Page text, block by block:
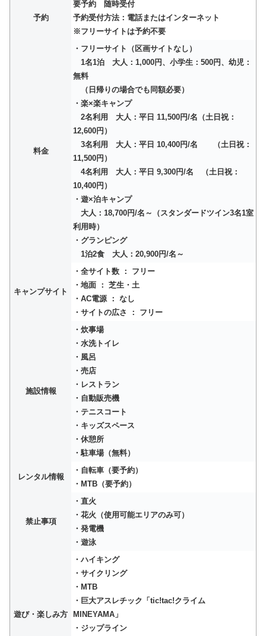
予約
要予約 随時受付
予約受付方法：電話またはインターネット
※フリーサイトは予約不要
料金
・フリーサイト（区画サイトなし）
1名1泊 大人：1,000円、小学生：500円、幼児：
無料
（日帰りの場合でも同額必要）
・楽×楽キャンプ
2名利用 大人：平日 11,500円/名（土日祝：
12,600円）
3名利用 大人：平日 10,400円/名 （土日祝：
11,500円）
4名利用 大人：平日 9,300円/名 （土日祝：
10,400円）
・遊×泊キャンプ
大人：18,700円/名～（スタンダードツイン3名1室
利用時）
・グランピング
1泊2食 大人：20,900円/名～
キャンプサイト
・全サイト数 ： フリー
・地面 ： 芝生・土
・AC電源 ： なし
・サイトの広さ ： フリー
施設情報
・炊事場
・水洗トイレ
・風呂
・売店
・レストラン
・自動販売機
・テニスコート
・キッズスペース
・休憩所
・駐車場（無料）
レンタル情報
・自転車（要予約）
・MTB（要予約）
禁止事項
・直火
・花火（使用可能エリアのみ可）
・発電機
・遊泳
遊び・楽しみ方
・ハイキング
・サイクリング
・MTB
・巨大アスレチック「tic!tac!クライム
MINEYAMA」
・ジップライン